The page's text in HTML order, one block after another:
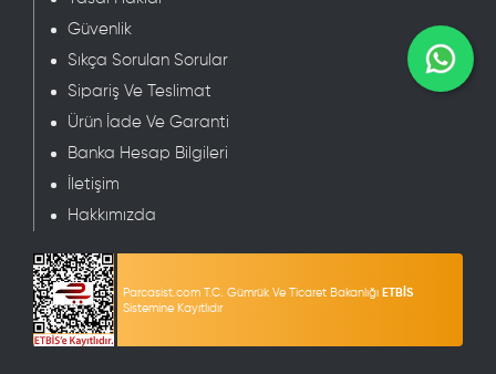
Güvenlik
Sıkça Sorulan Sorular
Sipariş Ve Teslimat
Ürün İade Ve Garanti
Banka Hesap Bilgileri
İletişim
Hakkımızda
Parcasist.com T.C. Gümrük Ve Ticaret Bakanlığı ETBİS
Sistemine Kayıtlıdır